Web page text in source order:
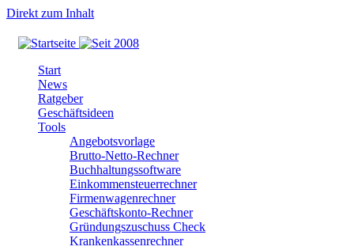
Direkt zum Inhalt
Start
News
Ratgeber
Geschäftsideen
Tools
Angebotsvorlage
Brutto-Netto-Rechner
Buchhaltungssoftware
Einkommensteuerrechner
Firmenwagenrechner
Geschäftskonto-Rechner
Gründungszuschuss Check
Krankenkassenrechner